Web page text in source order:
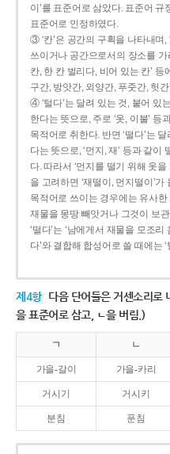
이’를 표준어로 삼았다. 표준어 규
표준어로 인정하였다.
③ ‘칸’은 공간의 구획을 나타내며,
쓰이거나 공간으로서의 장소를 가
칸, 한 칸 벌리다, 비어 있는 칸’ 등
구간, 방앗간, 외양간, 푸줏간, 헛간
④ ‘털다’는 달려 있는 것, 붙어 있
한다는 뜻으로, 주로 ‘옷, 이불’
목적어로 취한다. 반면 ‘떨다’는
다는 뜻으로, ‘먼지, 재’ 등과 같
다. 따라서 ‘먼지를 떨기 위해 옷
을 고려하면 ‘재떨이, 먼지떨이’가
목적어로 쓰이는 경우에는 유사한
재물을 몽땅 빼앗거나 그것이 보
‘떨다’는 ‘남에게서 재물을 모조리
다’와 결합해 합성어로 쓸 때에는
제4항 다음 단어들은 거센소리로
을 표준어로 삼고, ㄴ을 버림.)
ㄱ ㄴ
가을-갈이 가을-카리
거시기 거시키
분침 푼침